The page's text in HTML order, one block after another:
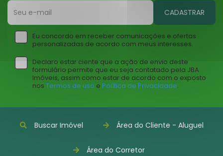
CADASTRAR
Eu concordo em receber comunicações e ofertas
personalizadas de acordo com meus interesses.
Declaro estar ciente que a ação de envio deste
formulário permite que eu seja contatado pela JBA
Imóveis, assim como estar de acordo com o exposto
nos Termos de uso e Política de Privacidade.
Buscar Imóvel Área do Cliente - Aluguel
Área do Corretor